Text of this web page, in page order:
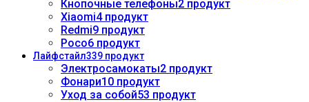
Кнопочные телефоны2 продукт
Xiaomi4 продукт
Redmi9 продукт
Poco6 продукт
Лайфстайл339 продукт
Электросамокаты2 продукт
Фонари10 продукт
Уход за собой53 продукт